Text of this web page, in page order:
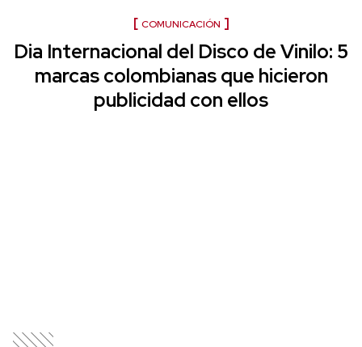
COMUNICACIÓN
Dia Internacional del Disco de Vinilo: 5
marcas colombianas que hicieron
publicidad con ellos